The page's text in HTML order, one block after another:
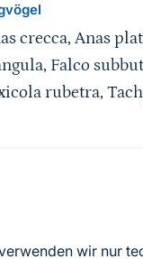
wir nur
crecca, Anas
Falco
rubetra,
Nach Angaben der